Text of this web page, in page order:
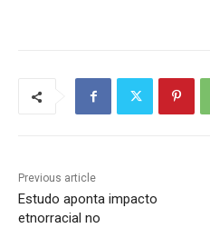
Previous article
Estudo aponta impacto
etnorracial no